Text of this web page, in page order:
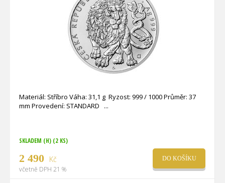
Materiál: Stříbro Váha: 31,1 g Ryzost: 999 / 1000 Průměr: 37
mm Provedení: STANDARD
SKLADEM (H) (2 KS)
2 490 Kč
včetně DPH 21 %
DO KOŠÍKU